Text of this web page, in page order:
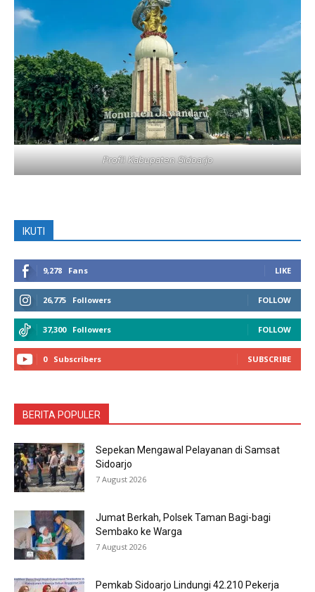
Profil Kabupaten Sidoarjo
IKUTI
9,278 Fans LIKE
26,775 Followers FOLLOW
37,300 Followers FOLLOW
0 Subscribers SUBSCRIBE
BERITA POPULER
Sepekan Mengawal Pelayanan di Samsat
Sidoarjo
7 August 2026
Jumat Berkah, Polsek Taman Bagi-bagi
Sembako ke Warga
7 August 2026
Pemkab Sidoarjo Lindungi 42.210 Pekerja